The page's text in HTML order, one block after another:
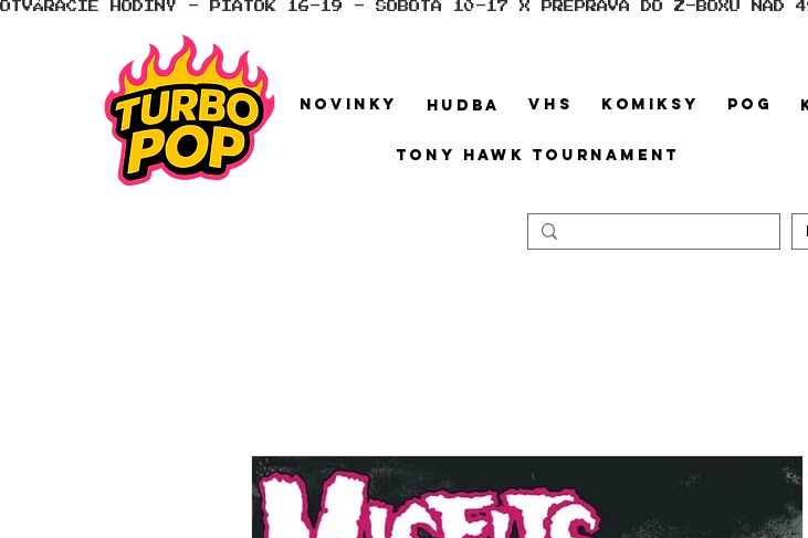
OTVÁRACIE HODINY - PIATOK 16-19 - SOBOTA 10-17 X PREPRAVA DO Z-BOXU NAD
NOVINKY HUDBA VHS KOMIKSY POG
TONY HAWK TOURNAMENT